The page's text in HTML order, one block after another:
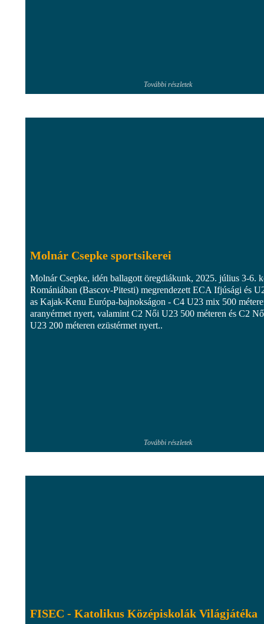
További részletek
Molnár Csepke sportsikerei
Molnár Csepke, idén ballagott öregdiákunk, 2025. július 3-6.
Romániában (Bascov-Pitesti) megrendezett ECA Ifjúsági és
as Kajak-Kenu Európa-bajnokságon - C4 U23 mix 500
aranyérmet nyert, valamint C2 Női U23 500 méteren és C2
U23 200 méteren ezüstérmet nyert..
További részletek
FISEC - Katolikus Középiskolák Világjátéka